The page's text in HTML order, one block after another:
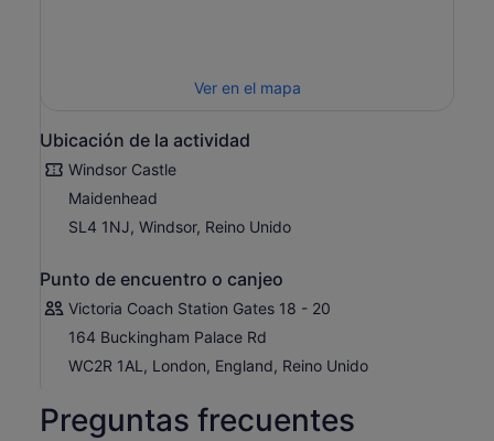
explorar las tiendas tradicionales y las calles históricas
alegres comadres de Windsor
locales, y podrás comprar algunos recuerdos de tu
fragmento favorito de la histórica escena.
sea aún más memorable, como un almuerzo clásico de
Palacio de Buckingham durante su apertura limitada en
verano.
Ver en el mapa
Ubicación de la actividad
Windsor Castle
Maidenhead
SL4 1NJ, Windsor, Reino Unido
Punto de encuentro o canjeo
Victoria Coach Station Gates 18 - 20
164 Buckingham Palace Rd
WC2R 1AL, London, England, Reino Unido
Preguntas frecuentes